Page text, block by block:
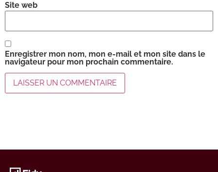
Site web
Enregistrer mon nom, mon e-mail et mon site dans le
navigateur pour mon prochain commentaire.